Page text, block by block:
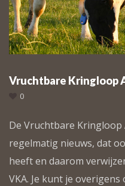
Vruchtbare Kringloop
0
De Vruchtbare
regelmatig nieuws, dat
heeft en daarom
VKA. Je kunt je